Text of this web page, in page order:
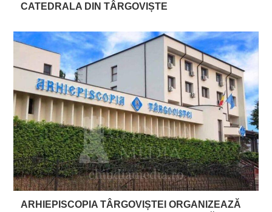
CATEDRALA DIN TÂRGOVIȘTE
ARHIEPISCOPIA TÂRGOVIȘTEI ORGANIZEAZĂ